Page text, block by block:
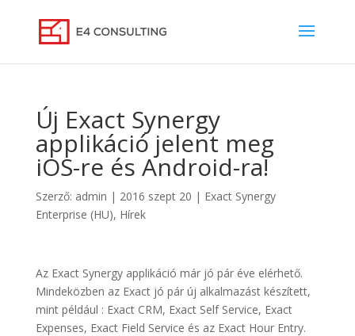
Új Exact Synergy
applikáció jelent meg
iOS-re és Android-ra!
Szerző: admin | 2016 szept 20 | Exact Synergy
Enterprise (HU), Hírek
Az Exact Synergy applikáció már jó pár éve elérhető.
Mindeközben az Exact jó pár új alkalmazást készített,
mint például : Exact CRM, Exact Self Service, Exact
Expenses, Exact Field Service és az Exact Hour Entry.